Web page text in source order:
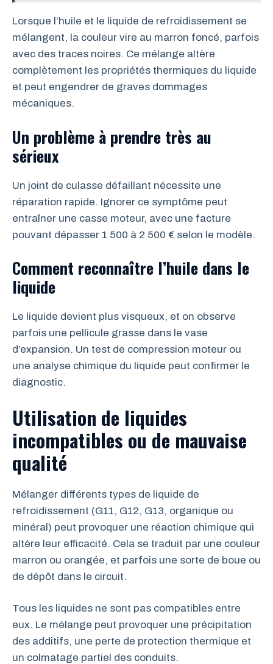
Lorsque l’huile et le liquide de refroidissement se
mélangent, la couleur vire au marron foncé, parfois
avec des traces noires. Ce mélange altère
complètement les propriétés thermiques du liquide
et peut engendrer de graves dommages
mécaniques.
Un problème à prendre très au
sérieux
Un joint de culasse défaillant nécessite une
réparation rapide. Ignorer ce symptôme peut
entraîner une casse moteur, avec une facture
pouvant dépasser 1 500 à 2 500 € selon le modèle.
Comment reconnaître l’huile dans le
liquide
Le liquide devient plus visqueux, et on observe
parfois une pellicule grasse dans le vase
d’expansion. Un test de compression moteur ou
une analyse chimique du liquide peut confirmer le
diagnostic.
Utilisation de liquides
incompatibles ou de mauvaise
qualité
Mélanger différents types de liquide de
refroidissement (G11, G12, G13, organique ou
minéral) peut provoquer une réaction chimique qui
altère leur efficacité. Cela se traduit par une couleur
marron ou orangée, et parfois une sorte de boue ou
de dépôt dans le circuit.
Tous les liquides ne sont pas compatibles entre
eux. Le mélange peut provoquer une précipitation
des additifs, une perte de protection thermique et
un colmatage partiel des conduits.